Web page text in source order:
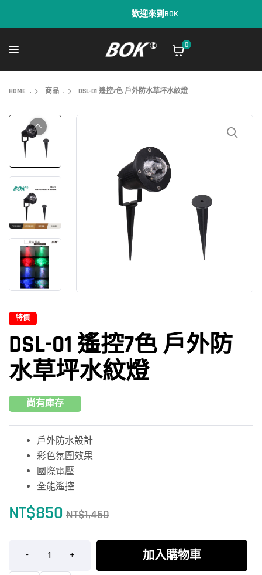
歡迎來到BOK
0
HOME . 商品 . DSL-01 遙控7色 戶外防水草坪水紋燈
特價
DSL-01 遙控7色 戶外防
水草坪水紋燈
尚有庫存
戶外防水設計
彩色氛圍效果
國際電壓
全能遙控
NT$1,450
NT$850
- + 加入購物車